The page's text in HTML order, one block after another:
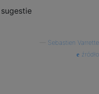
Sebastien Varrette
źródło